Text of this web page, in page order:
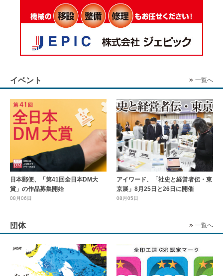
イベント 一覧へ
日本郵便、「第41回全日本DM大
賞」の作品募集開始
08月06日
アイワード、「社史と経営者伝・東
京展」8月25日と26日に開催
08月05日
団体 一覧へ